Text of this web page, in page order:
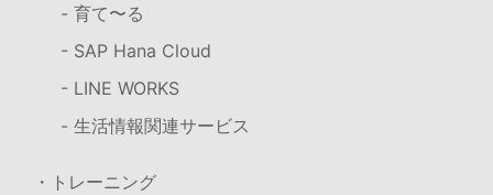
- 育て〜る
- SAP Hana Cloud
- LINE WORKS
- 生活情報関連サービス
・トレーニング